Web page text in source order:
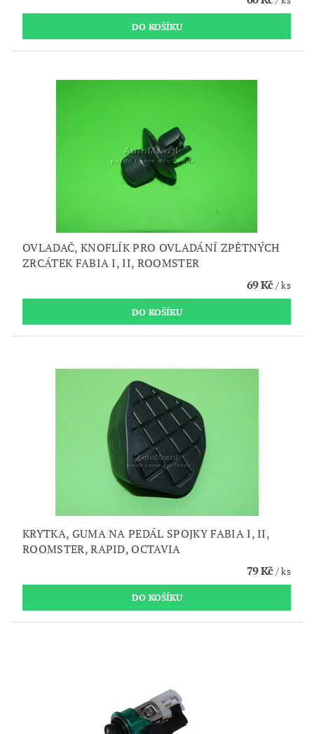
OVLADAČ, KNOFLÍK PRO OVLADÁNÍ ZPĚTNÝCH
ZRCÁTEK FABIA I, II, ROOMSTER
69 Kč/ ks
KRYTKA, GUMA NA PEDÁL SPOJKY FABIA I, II,
ROOMSTER, RAPID, OCTAVIA
79 Kč/ ks